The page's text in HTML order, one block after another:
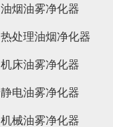
油烟油雾净化器
热处理油烟净化器
机床油雾净化器
静电油雾净化器
机械油雾净化器